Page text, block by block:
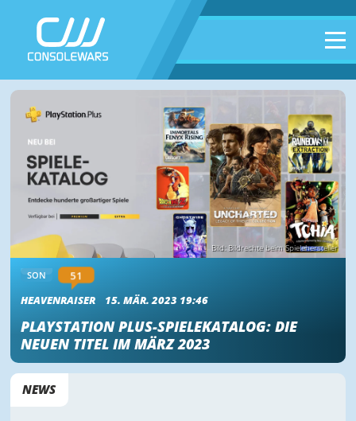
Bild: Bildrechte beim Spielehersteller
SON
51
HEAVENRAISER
15. MÄR. 2023 19:46
PLAYSTATION PLUS-SPIELEKATALOG: DIE
NEUEN TITEL IM MÄRZ 2023
NEWS